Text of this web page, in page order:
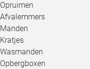
Opruimen
Afvalemmers
Manden
Kratjes
Wasmanden
Opbergboxen